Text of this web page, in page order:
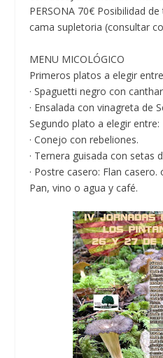
PERSONA 70€ Posibilidad
cama supletoria (consultar
MENU MICOLÓGICO
Primeros platos a elegir
· Spaguetti negro con
· Ensalada con vinagreta de
Segundo plato a elegir entre:
· Conejo con rebeliones.
· Ternera guisada con setas
· Postre casero: Flan
Pan, vino o agua y café.